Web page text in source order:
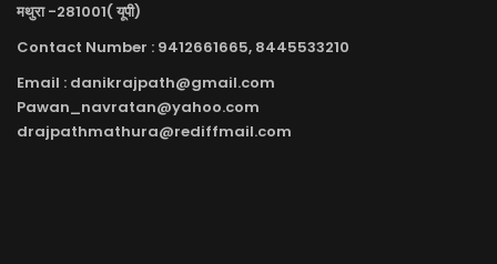
मथुरा -281001( यूपी)
Contact Number : 9412661665, 8445533210
Email : danikrajpath@gmail.com
Pawan_navratan@yahoo.com
drajpathmathura@rediffmail.com